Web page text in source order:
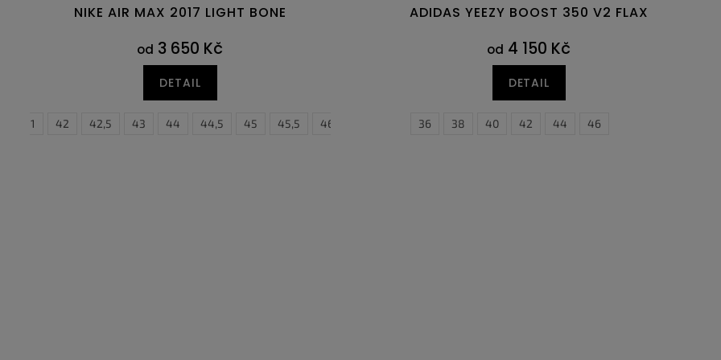
47 47,5
NIKE AIR MAX 2017 LIGHT BONE
od 3 650 Kč
DETAIL
41 42 42,5 43 44 44,5 45 45,5 46
ADIDAS YEEZY BOOST 350 V2 FLAX
od 4 150 Kč
DETAIL
36 38 40 42 44 46